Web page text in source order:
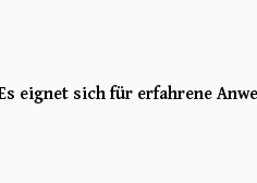
eignet sich für erfahrene